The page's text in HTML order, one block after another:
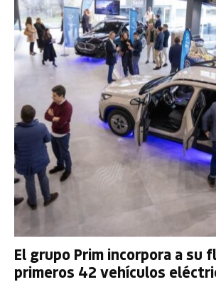
El grupo Prim incorpora a su
primeros 42 vehículos